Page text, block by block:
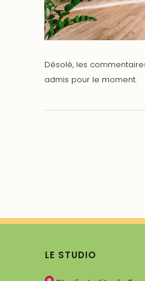
Désolé, les
admis pour le moment.
LE STUDIO